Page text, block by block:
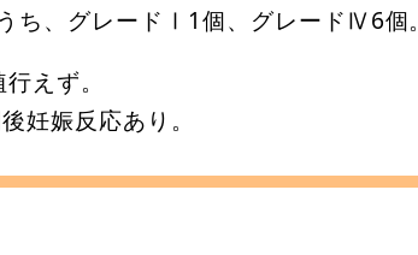
ち、グレードⅠ1個、グレードⅣ6個。
えず。
妊娠反応あり。